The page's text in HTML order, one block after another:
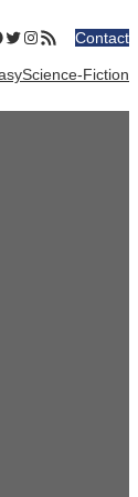
Twitter
Instagram
Flux RSSContact
Science-Fiction